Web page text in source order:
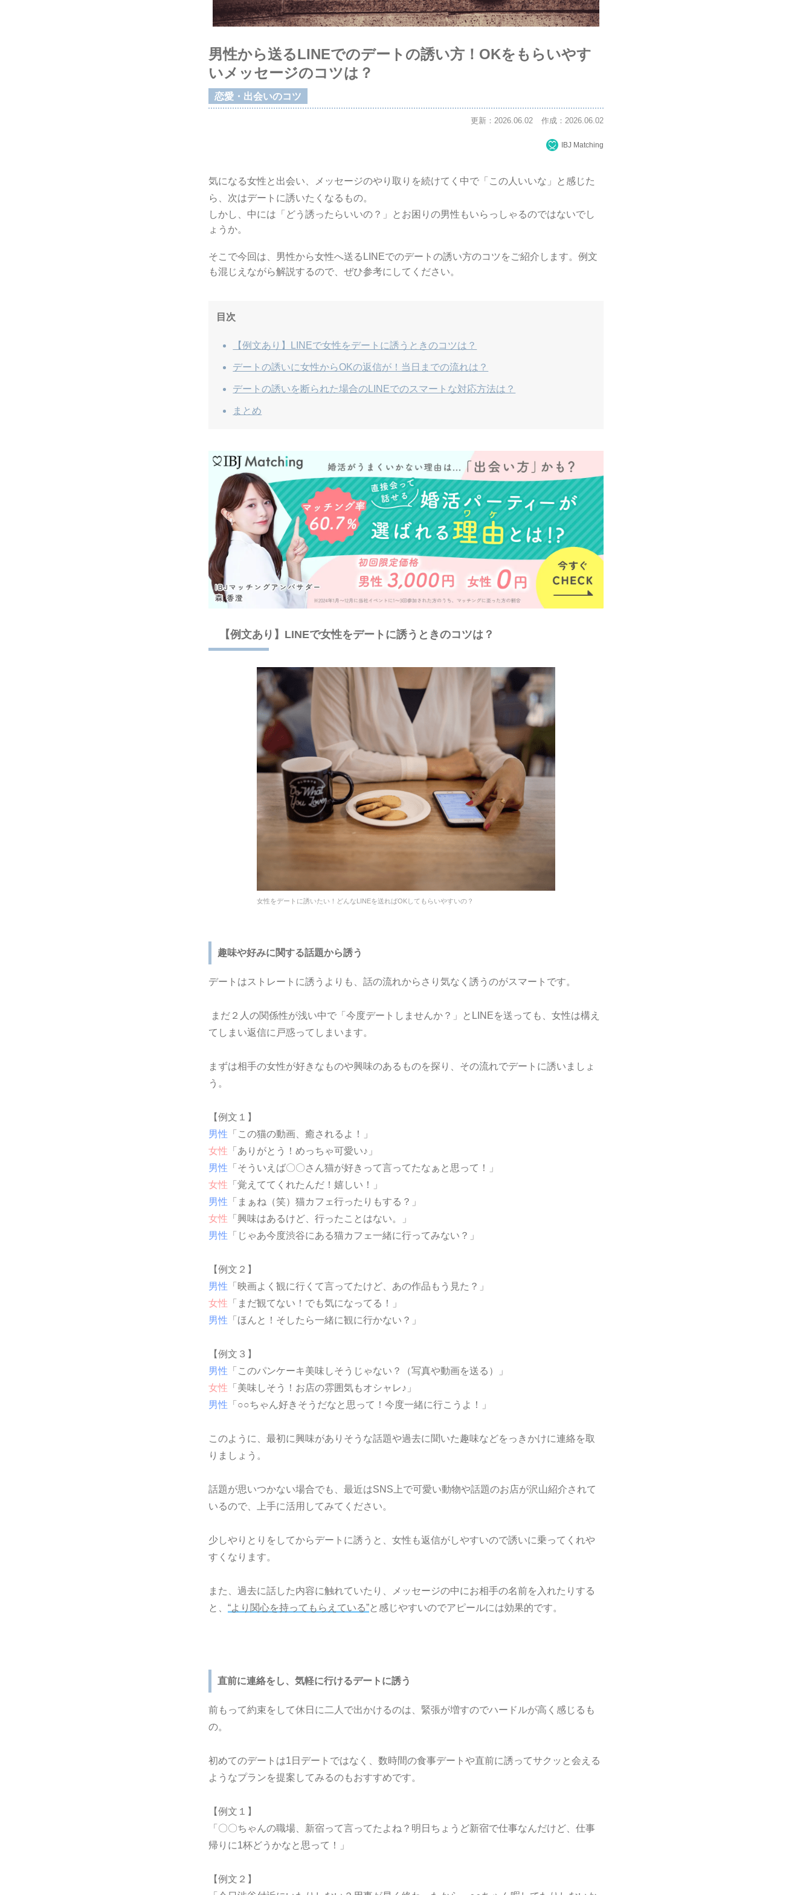
男性から送るLINEでのデートの誘い方！OKをもらいやす
いメッセージのコツは？
恋愛・出会いのコツ
更新：2026.06.02 作成：2026.06.02
IBJ Matching
気になる女性と出会い、メッセージのやり取りを続けてく中で「この人いいな」と感じた
ら、次はデートに誘いたくなるもの。
しかし、中には「どう誘ったらいいの？」とお困りの男性もいらっしゃるのではないでし
ょうか。
そこで今回は、男性から女性へ送るLINEでのデートの誘い方のコツをご紹介します。例文
も混じえながら解説するので、ぜひ参考にしてください。
目次
【例文あり】LINEで女性をデートに誘うときのコツは？
デートの誘いに女性からOKの返信が！当日までの流れは？
デートの誘いを断られた場合のLINEでのスマートな対応方法は？
まとめ
【例文あり】LINEで女性をデートに誘うときのコツは？
女性をデートに誘いたい！どんなLINEを送ればOKしてもらいやすいの？
趣味や好みに関する話題から誘う
デートはストレートに誘うよりも、話の流れからさり気なく誘うのがスマートです。
まだ２人の関係性が浅い中で「今度デートしませんか？」とLINEを送っても、女性は構え
てしまい返信に戸惑ってしまいます。
まずは相手の女性が好きなものや興味のあるものを探り、その流れでデートに誘いましょ
う。
【例文１】
男性 「この猫の動画、癒されるよ！」
女性 「ありがとう！めっちゃ可愛い♪」
男性 「そういえば〇〇さん猫が好きって言ってたなぁと思って！」
女性 「覚えててくれたんだ！嬉しい！」
男性 「まぁね（笑）猫カフェ行ったりもする？」
女性 「興味はあるけど、行ったことはない。」
男性 「じゃあ今度渋谷にある猫カフェ一緒に行ってみない？」
【例文２】
男性 「映画よく観に行くて言ってたけど、あの作品もう見た？」
女性 「まだ観てない！でも気になってる！」
男性 「ほんと！そしたら一緒に観に行かない？」
【例文３】
男性 「このパンケーキ美味しそうじゃない？（写真や動画を送る）」
女性 「美味しそう！お店の雰囲気もオシャレ♪」
男性 「○○ちゃん好きそうだなと思って！今度一緒に行こうよ！」
このように、最初に興味がありそうな話題や過去に聞いた趣味などをっきかけに連絡を取
りましょう。
話題が思いつかない場合でも、最近はSNS上で可愛い動物や話題のお店が沢山紹介されて
いるので、上手に活用してみてください。
少しやりとりをしてからデートに誘うと、女性も返信がしやすいので誘いに乗ってくれや
すくなります。
また、過去に話した内容に触れていたり、メッセージの中にお相手の名前を入れたりする
と、“より関心を持ってもらえている”と感じやすいのでアピールには効果的です。
直前に連絡をし、気軽に行けるデートに誘う
前もって約束をして休日に二人で出かけるのは、緊張が増すのでハードルが高く感じるも
の。
初めてのデートは1日デートではなく、数時間の食事デートや直前に誘ってサクッと会える
ようなプランを提案してみるのもおすすめです。
【例文１】
「〇〇ちゃんの職場、新宿って言ってたよね？明日ちょうど新宿で仕事なんだけど、仕事
帰りに1杯どうかなと思って！」
【例文２】